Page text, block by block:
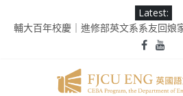
Latest:
輔大百年校慶｜進修部英文系系友回娘
第二屆《英千里文學X轉譯競賽》
徵業務助理(需具備口譯能力)
2025 Ms. Schaefer English Speech